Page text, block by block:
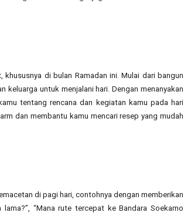
di bulan Ramadan ini. Mulai dari bangun
keluarga untuk menjalani hari. Dengan menanyakan
tentang rencana dan kegiatan kamu pada hari
dan membantu kamu mencari resep yang mudah
di pagi hari, contohnya dengan memberikan
“Mana rute tercepat ke Bandara Soekarno